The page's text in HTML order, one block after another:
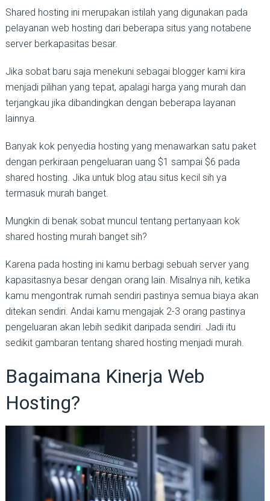
Shared hosting ini merupakan istilah yang digunakan pada
pelayanan web hosting dari beberapa situs yang notabene
server berkapasitas besar.
Jika sobat baru saja menekuni sebagai blogger kami kira
menjadi pilihan yang tepat, apalagi harga yang murah dan
terjangkau jika dibandingkan dengan beberapa layanan
lainnya.
Banyak kok penyedia hosting yang menawarkan satu paket
dengan perkiraan pengeluaran uang $1 sampai $6 pada
shared hosting. Jika untuk blog atau situs kecil sih ya
termasuk murah banget.
Mungkin di benak sobat muncul tentang pertanyaan kok
shared hosting murah banget sih?
Karena pada hosting ini kamu berbagi sebuah server yang
kapasitasnya besar dengan orang lain. Misalnya nih, ketika
kamu mengontrak rumah sendiri pastinya semua biaya akan
ditekan sendiri. Andai kamu mengajak 2-3 orang pastinya
pengeluaran akan lebih sedikit daripada sendiri. Jadi itu
sedikit gambaran tentang shared hosting menjadi murah.
Bagaimana Kinerja Web
Hosting?